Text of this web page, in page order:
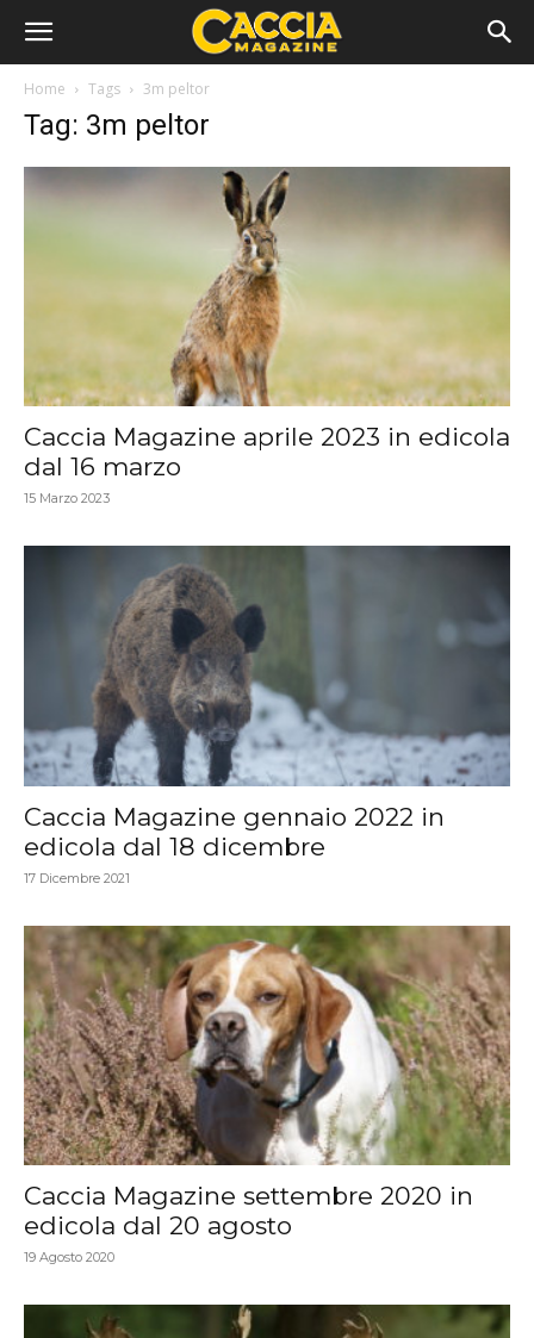
Home Tags 3m peltor
Tag: 3m peltor
Caccia Magazine aprile 2023 in edicola
dal 16 marzo
15 Marzo 2023
Caccia Magazine gennaio 2022 in
edicola dal 18 dicembre
17 Dicembre 2021
Caccia Magazine settembre 2020 in
edicola dal 20 agosto
19 Agosto 2020